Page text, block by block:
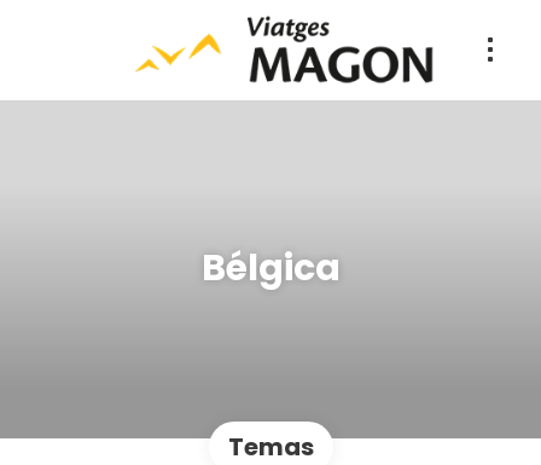
Bélgica
Temas